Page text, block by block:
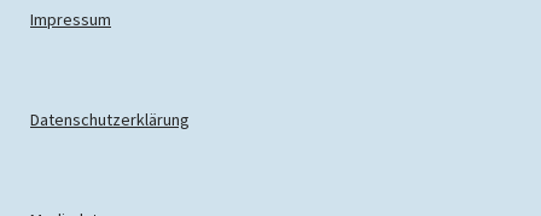
Impressum
Datenschutzerklärung